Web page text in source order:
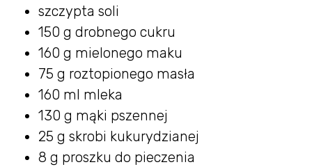
szczypta soli
150 g drobnego cukru
160 g mielonego maku
75 g roztopionego masła
160 ml mleka
130 g mąki pszennej
25 g skrobi kukurydzianej
8 g proszku do pieczenia